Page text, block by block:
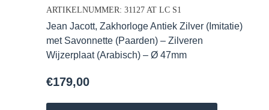
ARTIKELNUMMER: 31127 AT LC S1
Jean Jacott, Zakhorloge Antiek Zilver (Imitatie)
met Savonnette (Paarden) – Zilveren
Wijzerplaat (Arabisch) – Ø 47mm
€179,00